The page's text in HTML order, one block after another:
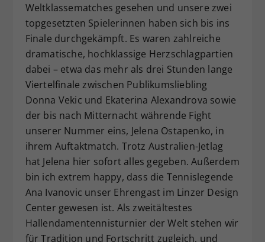
Weltklassematches gesehen und unsere zwei
topgesetzten Spielerinnen haben sich bis ins
Finale durchgekämpft. Es waren zahlreiche
dramatische, hochklassige Herzschlagpartien
dabei – etwa das mehr als drei Stunden lange
Viertelfinale zwischen Publikumsliebling
Donna Vekic und Ekaterina Alexandrova sowie
der bis nach Mitternacht währende Fight
unserer Nummer eins, Jelena Ostapenko, in
ihrem Auftaktmatch. Trotz Australien-Jetlag
hat Jelena hier sofort alles gegeben. Außerdem
bin ich extrem happy, dass die Tennislegende
Ana Ivanovic unser Ehrengast im Linzer Design
Center gewesen ist. Als zweitältestes
Hallendamentennisturnier der Welt stehen wir
für Tradition und Fortschritt zugleich, und